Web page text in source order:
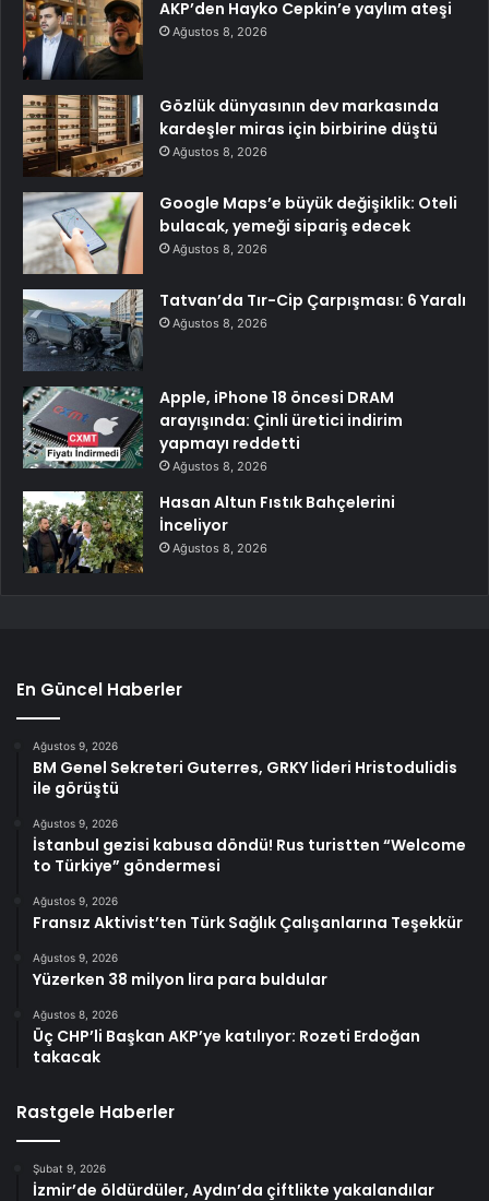
AKP’den Hayko Cepkin’e yaylım ateşi
Ağustos 8, 2026
Gözlük dünyasının dev markasında
kardeşler miras için birbirine düştü
Ağustos 8, 2026
Google Maps’e büyük değişiklik: Oteli
bulacak, yemeği sipariş edecek
Ağustos 8, 2026
Tatvan’da Tır-Cip Çarpışması: 6 Yaralı
Ağustos 8, 2026
Apple, iPhone 18 öncesi DRAM
arayışında: Çinli üretici indirim
yapmayı reddetti
Ağustos 8, 2026
Hasan Altun Fıstık Bahçelerini
İnceliyor
Ağustos 8, 2026
En Güncel Haberler
Ağustos 9, 2026
BM Genel Sekreteri Guterres, GRKY lideri Hristodulidis
ile görüştü
Ağustos 9, 2026
İstanbul gezisi kabusa döndü! Rus turistten “Welcome
to Türkiye” göndermesi
Ağustos 9, 2026
Fransız Aktivist’ten Türk Sağlık Çalışanlarına Teşekkür
Ağustos 9, 2026
Yüzerken 38 milyon lira para buldular
Ağustos 8, 2026
Üç CHP’li Başkan AKP’ye katılıyor: Rozeti Erdoğan
takacak
Rastgele Haberler
Şubat 9, 2026
İzmir’de öldürdüler, Aydın’da çiftlikte yakalandılar